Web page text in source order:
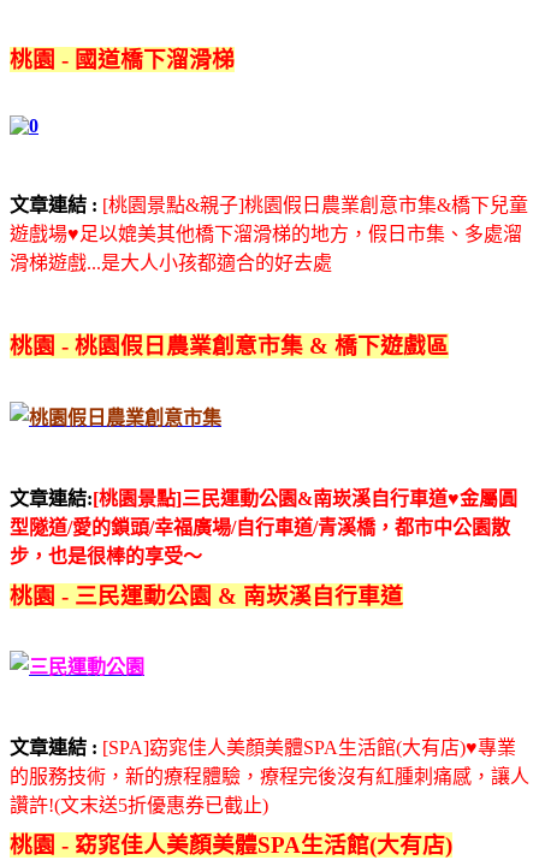
桃園 - 國道橋下溜滑梯
文章連結 : [桃園景點&親子]桃園假日農業創意市集&橋下兒童
遊戲場♥足以媲美其他橋下溜滑梯的地方，假日市集、多處溜
滑梯遊戲...是大人小孩都適合的好去處
桃園 - 桃園假日農業創意市集 & 橋下遊戲區
文章連結:[桃園景點]三民運動公園&南崁溪自行車道♥金屬圓
型隧道/愛的鎖頭/幸福廣場/自行車道/青溪橋，都市中公園散
步，也是很棒的享受～
桃園 - 三民運動公園 & 南崁溪自行車道
文章連結 : [SPA]窈窕佳人美顏美體SPA生活館(大有店)♥專業
的服務技術，新的療程體驗，療程完後沒有紅腫刺痛感，讓人
讚許!(文末送5折優惠券已截止)
桃園 - 窈窕佳人美顏美體SPA生活館(大有店)